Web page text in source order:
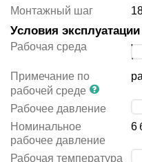
Монтажный шаг
Условия эксплуатации
Рабочая среда
Примечание по
рабочей среде
Рабочее давление
Номинальное
рабочее давление
6
Рабочая температура